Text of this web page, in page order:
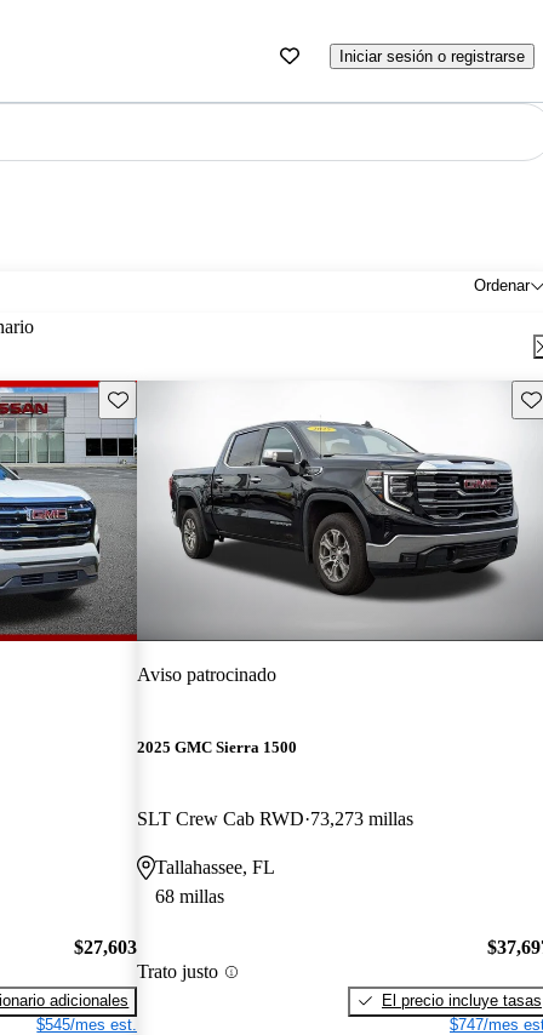
Iniciar sesión o registrarse
Ordenar
Guarda este Aviso
$27,603
adicionales
$545/mes est.
Aviso patrocinado
2025 GMC Sierra 1500
SLT Crew Cab RWD 73,273 millas
Tallahassee, FL
68 millas
Trato justo
El precio incluye tasas
$747/mes